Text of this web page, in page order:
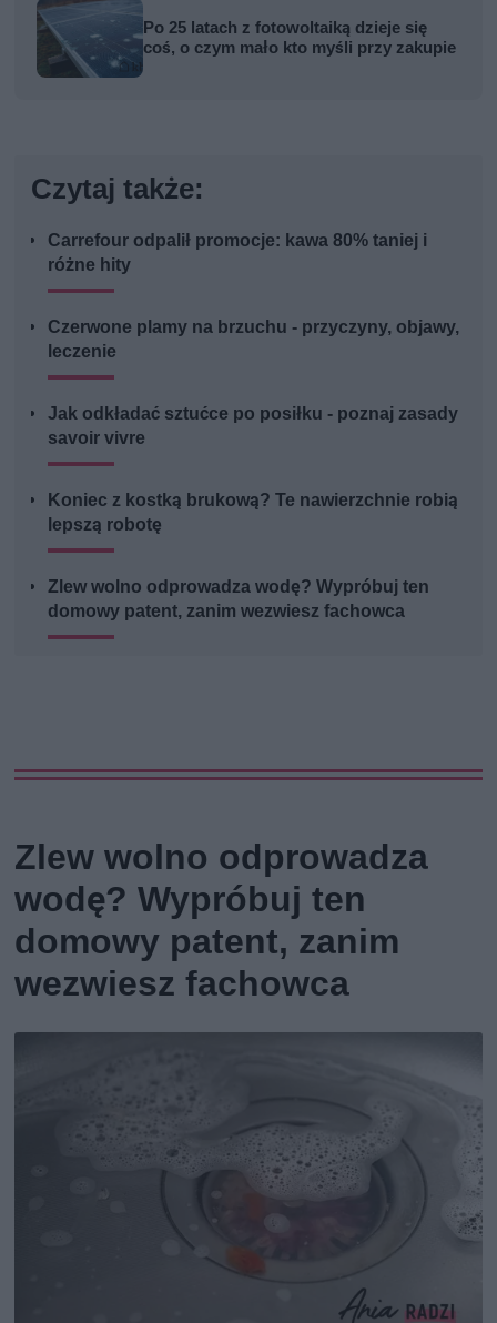
Po 25 latach z fotowoltaiką dzieje się
coś, o czym mało kto myśli przy zakupie
Czytaj także:
Carrefour odpalił promocje: kawa 80% taniej i
różne hity
Czerwone plamy na brzuchu - przyczyny, objawy,
leczenie
Jak odkładać sztućce po posiłku - poznaj zasady
savoir vivre
Koniec z kostką brukową? Te nawierzchnie robią
lepszą robotę
Zlew wolno odprowadza wodę? Wypróbuj ten
domowy patent, zanim wezwiesz fachowca
Zlew wolno odprowadza
wodę? Wypróbuj ten
domowy patent, zanim
wezwiesz fachowca